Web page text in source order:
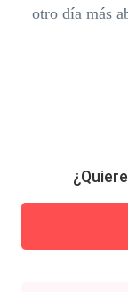
otro día más